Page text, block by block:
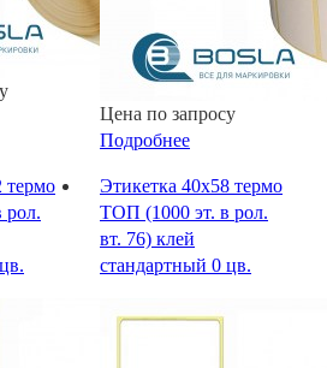
Цена по запросу
Подробнее
термо
рол.
Этикетка 40х58 термо
ТОП (1000 эт. в рол.
вт. 76) клей
стандартный 0 цв.